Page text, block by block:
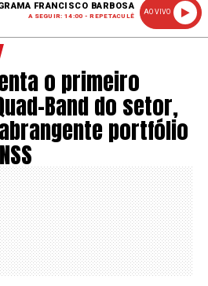
FRANCISCO BARBOSA
A SEGUIR: 14:00 - REPETACULÊ
AO VIVO
o primeiro
Band do setor,
portfólio